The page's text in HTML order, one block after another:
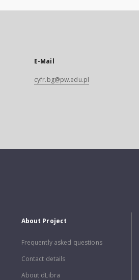
E-Mail
cyfr.bg@pw.edu.pl
About Project
Frequently asked questions
Contact details
About dLibra